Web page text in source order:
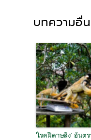
บทความอื่
‘โรคฝีดาษลิง’ อันต